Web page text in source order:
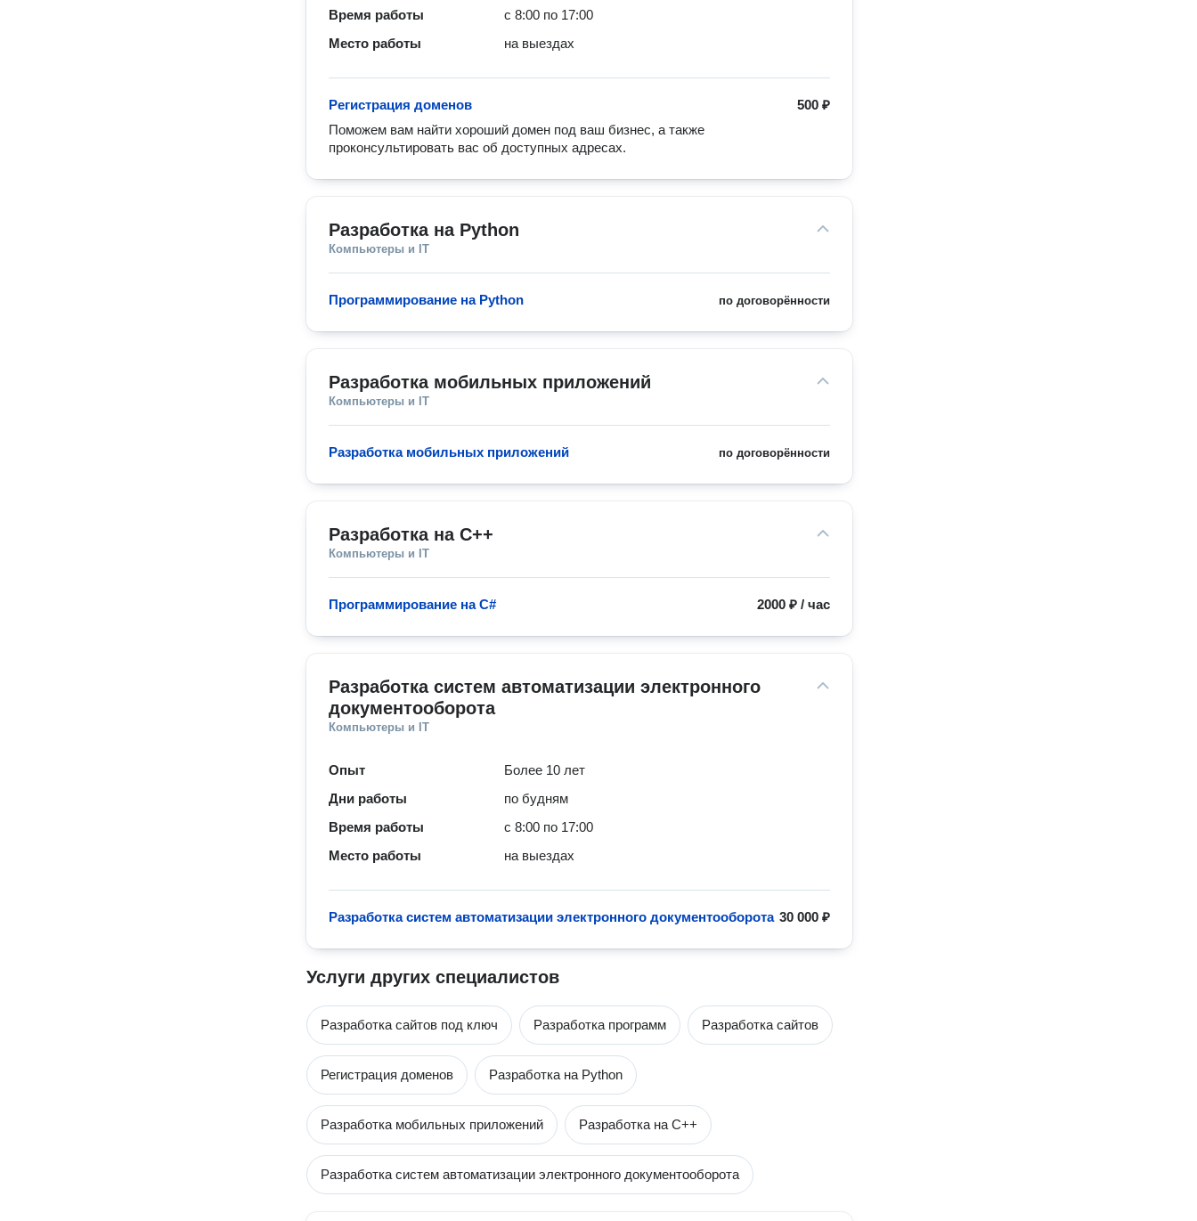
Время работы
с 8:00 по 17:00
Место работы
на выездах
500 ₽
Регистрация доменов
Поможем вам найти хороший домен под ваш бизнес, а также
проконсультировать вас об доступных адресах.
Разработка на Python
Компьютеры и IT
по договорённости
Программирование на Python
Разработка мобильных приложений
Компьютеры и IT
по договорённости
Разработка мобильных приложений
Разработка на С++
Компьютеры и IT
2000 ₽ /час
Программирование на C#
Разработка систем автоматизации электронного
документооборота
Компьютеры и IT
Опыт
Более 10 лет
Дни работы
по будням
Время работы
с 8:00 по 17:00
Место работы
на выездах
30 000 ₽
Разработка систем автоматизации электронного документооборота
Услуги других специалистов
Разработка сайтов под ключ Разработка программ Разработка сайтов
Регистрация доменов Разработка на Python
Разработка мобильных приложений Разработка на С++
Разработка систем автоматизации электронного документооборота